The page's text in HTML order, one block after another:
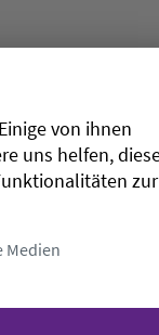
von ihnen
uns helfen,
zur
Medien